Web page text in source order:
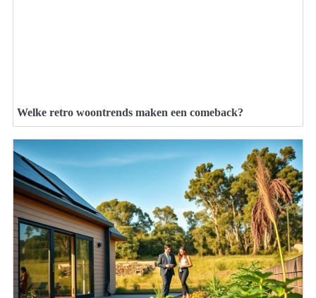
Welke retro woontrends maken een comeback?